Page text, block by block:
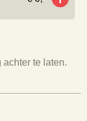
te laten.